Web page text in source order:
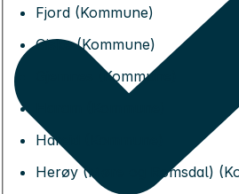
Fjord (Kommune)
Giske (Kommune)
Gjemnes (Kommune)
Hareid (Kommune)
Herøy (Møre og Romsdal)